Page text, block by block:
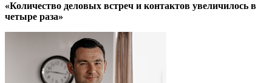
«Количество деловых встреч и контактов увеличилось в
четыре раза»